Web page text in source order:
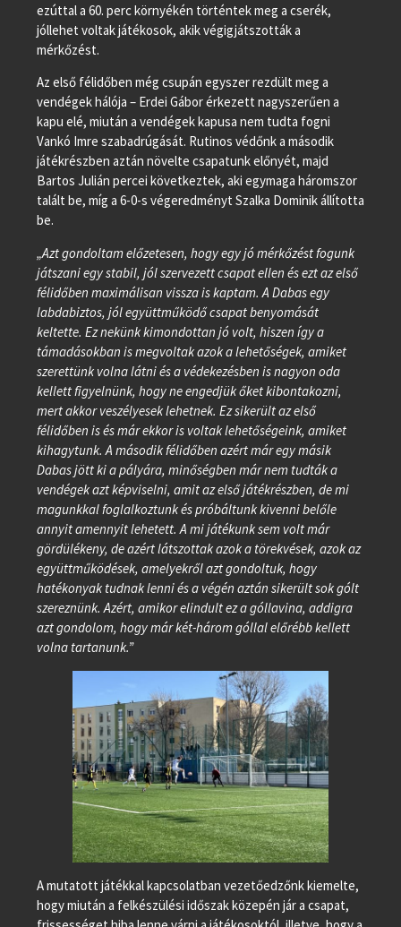
ezúttal a 60. perc környékén történtek meg a cserék,
jóllehet voltak játékosok, akik végigjátszották a
mérkőzést.
Az első félidőben még csupán egyszer rezdült meg a
vendégek hálója – Erdei Gábor érkezett nagyszerűen a
kapu elé, miután a vendégek kapusa nem tudta fogni
Vankó Imre szabadrúgását. Rutinos védőnk a második
játékrészben aztán növelte csapatunk előnyét, majd
Bartos Julián percei következtek, aki egymaga háromszor
talált be, míg a 6-0-s végeredményt Szalka Dominik állította
be.
„Azt gondoltam előzetesen, hogy egy jó mérkőzést fogunk
játszani egy stabil, jól szervezett csapat ellen és ezt az első
félidőben maximálisan vissza is kaptam. A Dabas egy
labdabiztos, jól együttműködő csapat benyomását
keltette. Ez nekünk kimondottan jó volt, hiszen így a
támadásokban is megvoltak azok a lehetőségek, amiket
szerettünk volna látni és a védekezésben is nagyon oda
kellett figyelnünk, hogy ne engedjük őket kibontakozni,
mert akkor veszélyesek lehetnek. Ez sikerült az első
félidőben is és már ekkor is voltak lehetőségeink, amiket
kihagytunk. A második félidőben azért már egy másik
Dabas jött ki a pályára, minőségben már nem tudták a
vendégek azt képviselni, amit az első játékrészben, de mi
magunkkal foglalkoztunk és próbáltunk kivenni belőle
annyit amennyit lehetett. A mi játékunk sem volt már
gördülékeny, de azért látszottak azok a törekvések, azok az
együttműködések, amelyekről azt gondoltuk, hogy
hatékonyak tudnak lenni és a végén aztán sikerült sok gólt
szereznünk. Azért, amikor elindult ez a góllavina, addigra
azt gondolom, hogy már két-három góllal előrébb kellett
volna tartanunk.”
A mutatott játékkal kapcsolatban vezetőedzőnk kiemelte,
hogy miután a felkészülési időszak közepén jár a csapat,